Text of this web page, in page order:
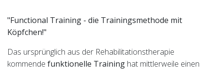
"Functional Training - die Trainingsmethode mit
Köpfchen!"
Das ursprünglich aus der Rehabilitationstherapie
kommende funktionelle Training hat mittlerweile einen